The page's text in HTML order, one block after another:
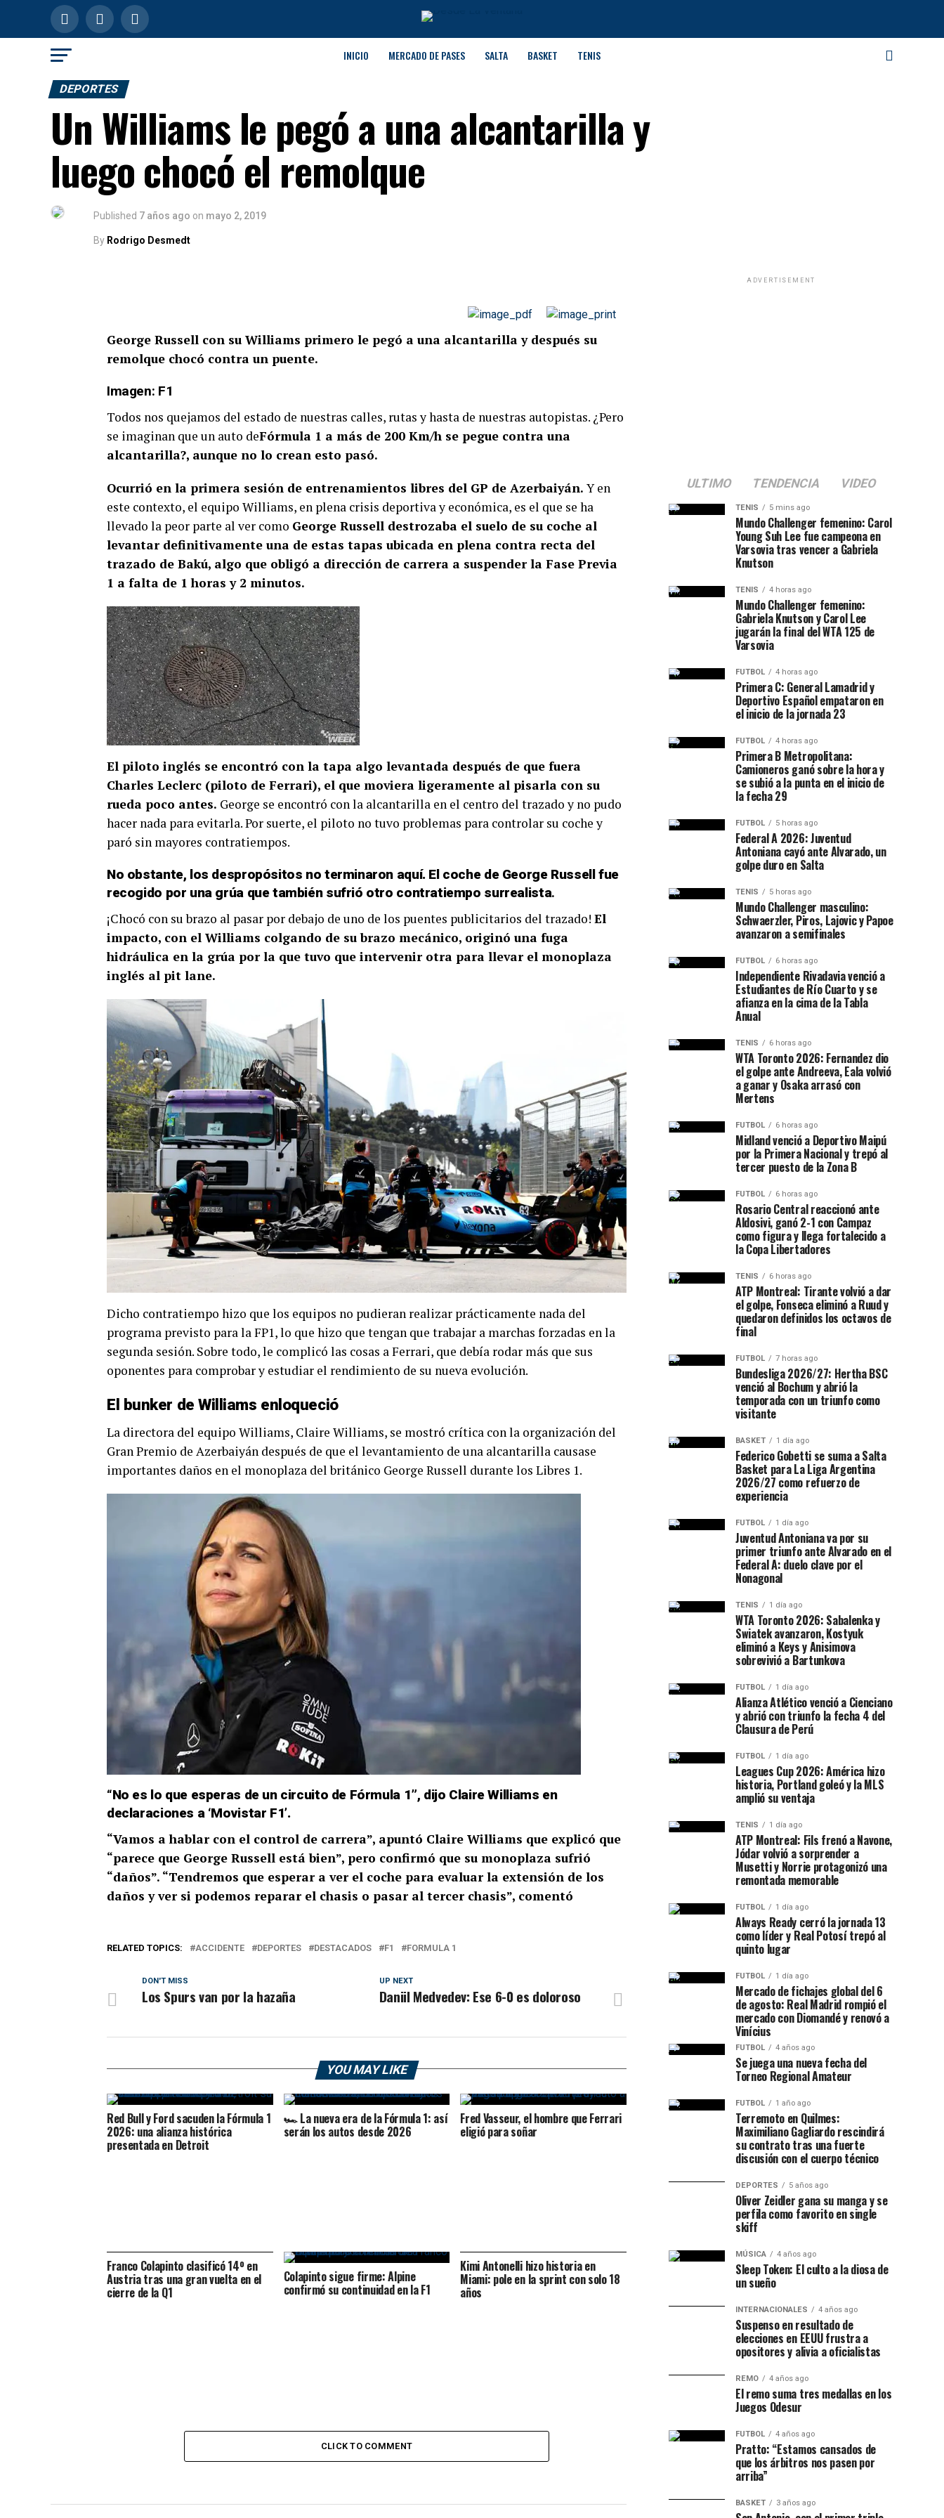
INICIO MERCADO DE PASES SALTA BASKET TENIS
DEPORTES
Un Williams le pegó a una alcantarilla y
luego chocó el remolque
Published 7 años ago on mayo 2, 2019
By Rodrigo Desmedt
George Russell con su Williams primero le pegó a una alcantarilla y después su
remolque chocó contra un puente.
Imagen: F1
Todos nos quejamos del estado de nuestras calles, rutas y hasta de nuestras autopistas. ¿Pero
se imaginan que un auto deFórmula 1 a más de 200 Km/h se pegue contra una
alcantarilla?, aunque no lo crean esto pasó.
Ocurrió en la primera sesión de entrenamientos libres del GP de Azerbaiyán. Y en
este contexto, el equipo Williams, en plena crisis deportiva y económica, es el que se ha
llevado la peor parte al ver como George Russell destrozaba el suelo de su coche al
levantar definitivamente una de estas tapas ubicada en plena contra recta del
trazado de Bakú, algo que obligó a dirección de carrera a suspender la Fase Previa
1 a falta de 1 horas y 2 minutos.
El piloto inglés se encontró con la tapa algo levantada después de que fuera
Charles Leclerc (piloto de Ferrari), el que moviera ligeramente al pisarla con su
rueda poco antes. George se encontró con la alcantarilla en el centro del trazado y no pudo
hacer nada para evitarla. Por suerte, el piloto no tuvo problemas para controlar su coche y
paró sin mayores contratiempos.
No obstante, los despropósitos no terminaron aquí. El coche de George Russell fue
recogido por una grúa que también sufrió otro contratiempo surrealista.
¡Chocó con su brazo al pasar por debajo de uno de los puentes publicitarios del trazado! El
impacto, con el Williams colgando de su brazo mecánico, originó una fuga
hidráulica en la grúa por la que tuvo que intervenir otra para llevar el monoplaza
inglés al pit lane.
Dicho contratiempo hizo que los equipos no pudieran realizar prácticamente nada del
programa previsto para la FP1, lo que hizo que tengan que trabajar a marchas forzadas en la
segunda sesión. Sobre todo, le complicó las cosas a Ferrari, que debía rodar más que sus
oponentes para comprobar y estudiar el rendimiento de su nueva evolución.
El bunker de Williams enloqueció
La directora del equipo Williams, Claire Williams, se mostró crítica con la organización del
Gran Premio de Azerbaiyán después de que el levantamiento de una alcantarilla causase
importantes daños en el monoplaza del británico George Russell durante los Libres 1.
“No es lo que esperas de un circuito de Fórmula 1”, dijo Claire Williams en
declaraciones a ‘Movistar F1’.
“Vamos a hablar con el control de carrera”, apuntó Claire Williams que explicó que
“parece que George Russell está bien”, pero confirmó que su monoplaza sufrió
“daños”. “Tendremos que esperar a ver el coche para evaluar la extensión de los
daños y ver si podemos reparar el chasis o pasar al tercer chasis”, comentó
RELATED TOPICS: ACCIDENTE DEPORTES DESTACADOS F1 FORMULA 1
UP NEXT
Daniil Medvedev: Ese 6-0 es doloroso
DON'T MISS
Los Spurs van por la hazaña
YOU MAY LIKE
Red Bull y Ford sacuden la Fórmula 1
2026: una alianza histórica
presentada en Detroit
🏎️ La nueva era de la Fórmula 1: así
serán los autos desde 2026
Fred Vasseur, el hombre que Ferrari
eligió para soñar
Franco Colapinto clasificó 14º en
Austria tras una gran vuelta en el
cierre de la Q1
Colapinto sigue firme: Alpine
confirmó su continuidad en la F1
Kimi Antonelli hizo historia en
Miami: pole en la sprint con solo 18
años
CLICK TO COMMENT
ADVERTISEMENT
ULTIMO TENDENCIA VIDEO
TENIS 5 mins ago
Mundo Challenger femenino: Carol
Young Suh Lee fue campeona en
Varsovia tras vencer a Gabriela
Knutson
TENIS 4 horas ago
Mundo Challenger femenino:
Gabriela Knutson y Carol Lee
jugarán la final del WTA 125 de
Varsovia
FUTBOL 4 horas ago
Primera C: General Lamadrid y
Deportivo Español empataron en
el inicio de la jornada 23
FUTBOL 4 horas ago
Primera B Metropolitana:
Camioneros ganó sobre la hora y
se subió a la punta en el inicio de
la fecha 29
FUTBOL 5 horas ago
Federal A 2026: Juventud
Antoniana cayó ante Alvarado, un
golpe duro en Salta
TENIS 5 horas ago
Mundo Challenger masculino:
Schwaerzler, Piros, Lajovic y Papoe
avanzaron a semifinales
FUTBOL 6 horas ago
Independiente Rivadavia venció a
Estudiantes de Río Cuarto y se
afianza en la cima de la Tabla
Anual
TENIS 6 horas ago
WTA Toronto 2026: Fernandez dio
el golpe ante Andreeva, Eala volvió
a ganar y Osaka arrasó con
Mertens
FUTBOL 6 horas ago
Midland venció a Deportivo Maipú
por la Primera Nacional y trepó al
tercer puesto de la Zona B
FUTBOL 6 horas ago
Rosario Central reaccionó ante
Aldosivi, ganó 2-1 con Campaz
como figura y llega fortalecido a
la Copa Libertadores
TENIS 6 horas ago
ATP Montreal: Tirante volvió a dar
el golpe, Fonseca eliminó a Ruud y
quedaron definidos los octavos de
final
FUTBOL 7 horas ago
Bundesliga 2026/27: Hertha BSC
venció al Bochum y abrió la
temporada con un triunfo como
visitante
BASKET 1 día ago
Federico Gobetti se suma a Salta
Basket para La Liga Argentina
2026/27 como refuerzo de
experiencia
FUTBOL 1 día ago
Juventud Antoniana va por su
primer triunfo ante Alvarado en el
Federal A: duelo clave por el
Nonagonal
TENIS 1 día ago
WTA Toronto 2026: Sabalenka y
Swiatek avanzaron, Kostyuk
eliminó a Keys y Anisimova
sobrevivió a Bartunkova
FUTBOL 1 día ago
Alianza Atlético venció a Cienciano
y abrió con triunfo la fecha 4 del
Clausura de Perú
FUTBOL 1 día ago
Leagues Cup 2026: América hizo
historia, Portland goleó y la MLS
amplió su ventaja
TENIS 1 día ago
ATP Montreal: Fils frenó a Navone,
Jódar volvió a sorprender a
Musetti y Norrie protagonizó una
remontada memorable
FUTBOL 1 día ago
Always Ready cerró la jornada 13
como líder y Real Potosí trepó al
quinto lugar
FUTBOL 1 día ago
Mercado de fichajes global del 6
de agosto: Real Madrid rompió el
mercado con Diomandé y renovó a
Vinícius
FUTBOL 4 años ago
Se juega una nueva fecha del
Torneo Regional Amateur
FUTBOL 1 año ago
Terremoto en Quilmes:
Maximiliano Gagliardo rescindirá
su contrato tras una fuerte
discusión con el cuerpo técnico
DEPORTES 5 años ago
Oliver Zeidler gana su manga y se
perfila como favorito en single
skiff
MÚSICA 4 años ago
Sleep Token: El culto a la diosa de
un sueño
INTERNACIONALES 4 años ago
Suspenso en resultado de
elecciones en EEUU frustra a
opositores y alivia a oficialistas
REMO 4 años ago
El remo suma tres medallas en los
Juegos Odesur
FUTBOL 4 años ago
Pratto: “Estamos cansados de
que los árbitros nos pasen por
arriba”
BASKET 3 años ago